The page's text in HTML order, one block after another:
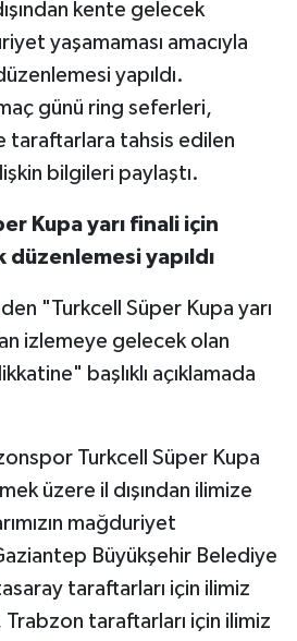
kente gelecek
yaşamaması amacıyla
yapıldı.
günü ring seferleri,
taraftarlara tahsis edilen
bilgileri paylaştı.
Kupa yarı finali için
düzenlemesi yapıldı
"Turkcell Süper Kupa yarı
izlemeye gelecek olan
başlıklı açıklamada
Turkcell Süper Kupa
üzere il dışından ilimize
mağduriyet
Büyükşehir Belediye
taraftarları için ilimiz
taraftarları için ilimiz